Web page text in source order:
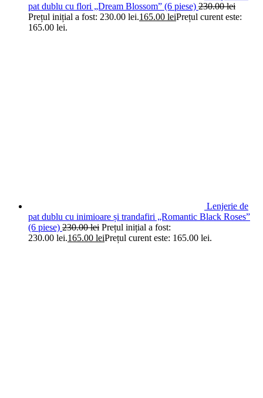
pat dublu cu flori „Dream Blossom” (6 piese) 230.00lei
Prețul inițial a fost: 230.00 lei.165.00 leiPrețul curent este:
165.00 lei.
Lenjerie de
pat dublu cu inimioare și trandafiri „Romantic Black Roses”
(6 piese) 230.00lei Prețul inițial a fost:
230.00 lei.165.00 leiPrețul curent este: 165.00 lei.